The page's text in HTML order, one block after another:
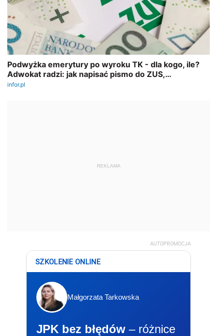
REKLAMA
AUTOPROMOCJA
SZKOLENIE ONLINE
Małgorzata Tarkowska
JPK bez błędów – różnice